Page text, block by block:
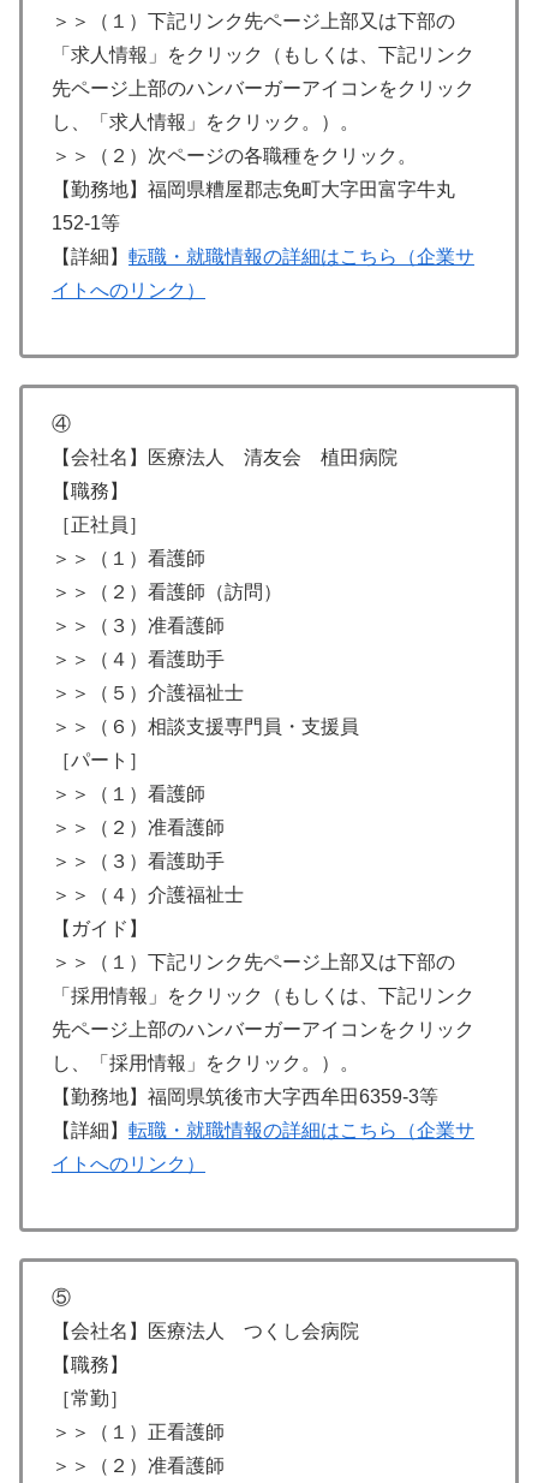
＞＞（１）下記リンク先ページ上部又は下部の
「求人情報」をクリック（もしくは、下記リンク
先ページ上部のハンバーガーアイコンをクリック
し、「求人情報」をクリック。）。
＞＞（２）次ページの各職種をクリック。
【勤務地】福岡県糟屋郡志免町大字田富字牛丸
152-1等
【詳細】 転職・就職情報の詳細はこちら（企業サ
イトへのリンク）
④
【会社名】医療法人 清友会 植田病院
【職務】
［正社員］
＞＞（１）看護師
＞＞（２）看護師（訪問）
＞＞（３）准看護師
＞＞（４）看護助手
＞＞（５）介護福祉士
＞＞（６）相談支援専門員・支援員
［パート］
＞＞（１）看護師
＞＞（２）准看護師
＞＞（３）看護助手
＞＞（４）介護福祉士
【ガイド】
＞＞（１）下記リンク先ページ上部又は下部の
「採用情報」をクリック（もしくは、下記リンク
先ページ上部のハンバーガーアイコンをクリック
し、「採用情報」をクリック。）。
【勤務地】福岡県筑後市大字西牟田6359-3等
【詳細】 転職・就職情報の詳細はこちら（企業サ
イトへのリンク）
⑤
【会社名】医療法人 つくし会病院
【職務】
［常勤］
＞＞（１）正看護師
＞＞（２）准看護師